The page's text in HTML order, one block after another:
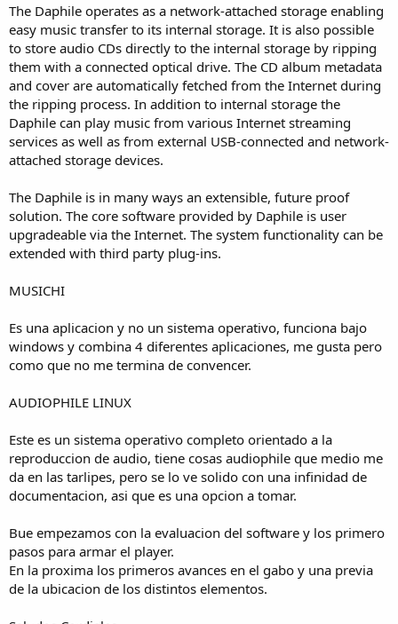
The Daphile operates as a network-attached storage enabling
easy music transfer to its internal storage. It is also possible
to store audio CDs directly to the internal storage by ripping
them with a connected optical drive. The CD album metadata
and cover are automatically fetched from the Internet during
the ripping process. In addition to internal storage the
Daphile can play music from various Internet streaming
services as well as from external USB-connected and network-
attached storage devices.
The Daphile is in many ways an extensible, future proof
solution. The core software provided by Daphile is user
upgradeable via the Internet. The system functionality can be
extended with third party plug-ins.
MUSICHI
Es una aplicacion y no un sistema operativo, funciona bajo
windows y combina 4 diferentes aplicaciones, me gusta pero
como que no me termina de convencer.
AUDIOPHILE LINUX
Este es un sistema operativo completo orientado a la
reproduccion de audio, tiene cosas audiophile que medio me
da en las tarlipes, pero se lo ve solido con una infinidad de
documentacion, asi que es una opcion a tomar.
Bue empezamos con la evaluacion del software y los primero
pasos para armar el player.
En la proxima los primeros avances en el gabo y una previa
de la ubicacion de los distintos elementos.